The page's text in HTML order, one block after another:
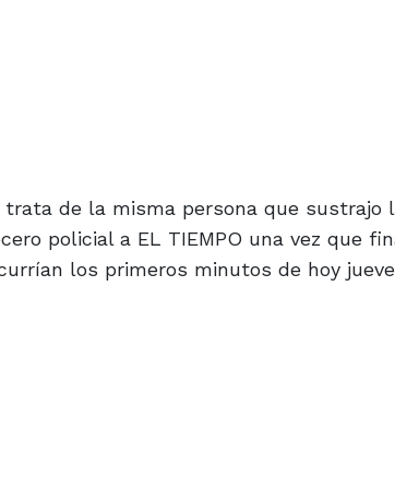
policial a EL TIEMPO una vez que
los primeros minutos de hoy